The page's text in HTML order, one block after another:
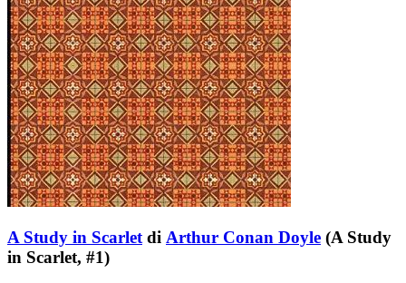
A Study in Scarlet di Arthur Conan Doyle (A Study
in Scarlet, #1)